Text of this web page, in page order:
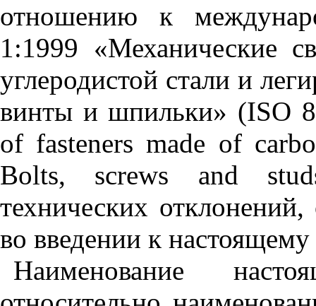
отношению
к
1:1999 «Механические
углеродистой стали и
винты и шпильки» (ISO
of fasteners made of
Bolts, screws and
технических отклонений,
во введении к настоящему
Наименование